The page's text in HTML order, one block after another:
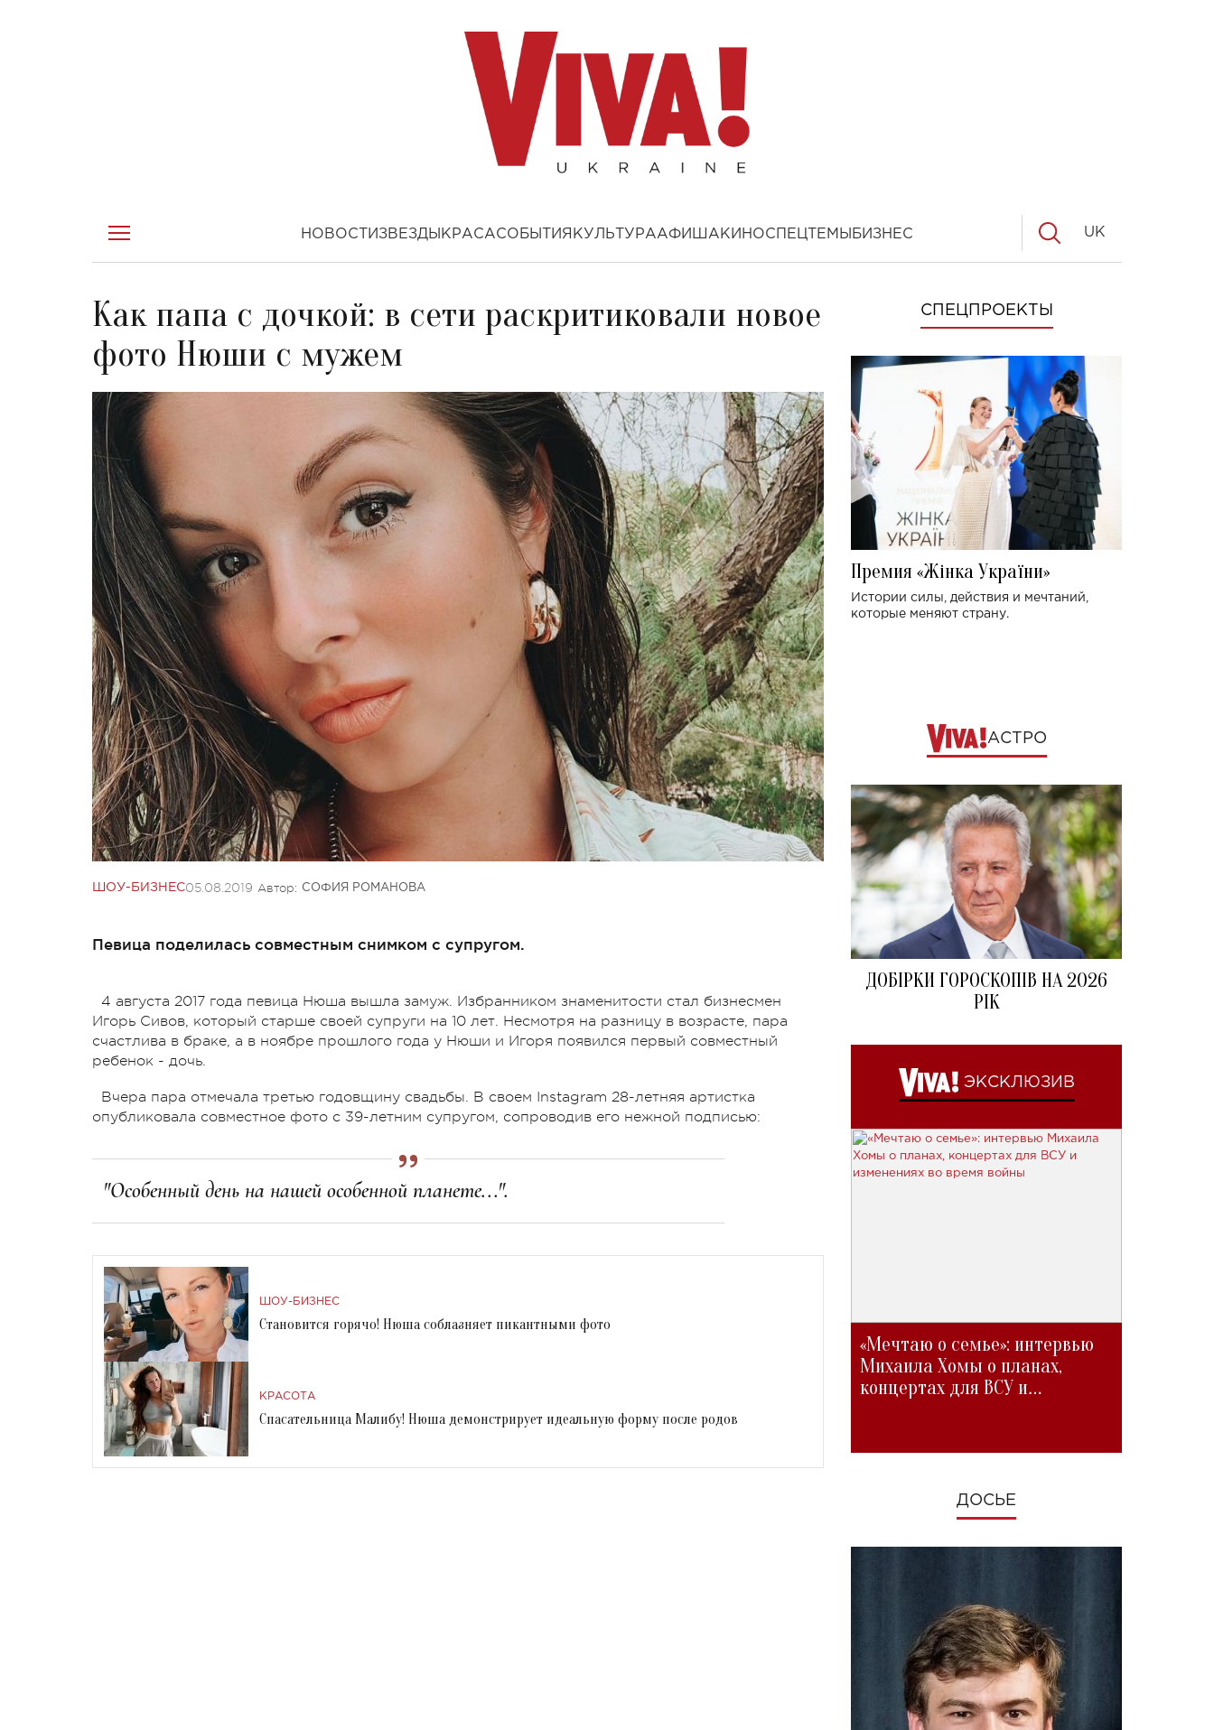
НОВОСТИ ЗВЕЗДЫ КРАСАСОБЫТИЯ КУЛЬТУРААФИША КИНОСПЕЦТЕМЫ БИЗНЕС UK
Как папа с дочкой: в сети раскритиковали новое
фото Нюши с мужем
ШОУ-БИЗНЕС05.08.2019 Автор: СОФИЯ РОМАНОВА
Певица поделилась совместным снимком с супругом.
4 августа 2017 года певица Нюша вышла замуж. Избранником знаменитости стал бизнесмен
Игорь Сивов, который старше своей супруги на 10 лет. Несмотря на разницу в возрасте, пара
счастлива в браке, а в ноябре прошлого года у Нюши и Игоря появился первый совместный
ребенок - дочь.
Вчера пара отмечала третью годовщину свадьбы. В своем Instagram 28-летняя артистка
опубликовала совместное фото с 39-летним супругом, сопроводив его нежной подписью:
"Особенный день на нашей особенной планете...".
ШОУ-БИЗНЕС
Становится горячо! Нюша соблазняет пикантными фото
КРАСОТА
Спасательница Малибу! Нюша демонстрирует идеальную форму после родов
СПЕЦПРОЕКТЫ
Премия «Жінка України»
Истории силы, действия и мечтаний,
которые меняют страну.
АСТРО
ДОБІРКИ ГОРОСКОПІВ НА 2026
РІК
ЭКСКЛЮЗИВ
«Мечтаю о семье»: интервью
Михаила Хомы о планах,
концертах для ВСУ и
ДОСЬЕ